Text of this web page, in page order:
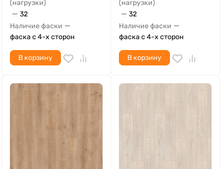
(нагрузки)
— 32
Наличие фаски —
фаска с 4-х сторон
В корзину
(нагрузки)
— 32
Наличие фаски —
фаска с 4-х сторон
В корзину